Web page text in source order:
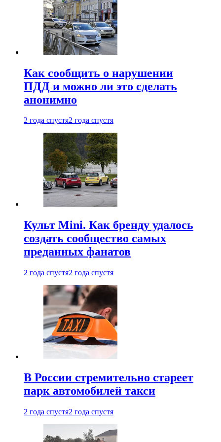
Как сообщить о нарушении
ПДД и можно ли это сделать
анонимно
2 года спустя2 года спустя
Культ Mini. Как бренду удалось
создать сообщество самых
преданных фанатов
2 года спустя2 года спустя
В России стремительно стареет
парк автомобилей такси
2 года спустя2 года спустя